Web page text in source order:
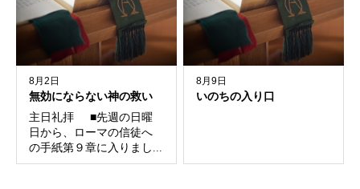
8月2日
無効にならない神の救い
主日礼拝 ■先週の日曜
日から、ローマの信徒へ
の手紙第９章に入りまし...
8月9日
いのちの入り口